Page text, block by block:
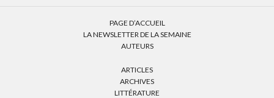
PAGE D’ACCUEIL
LA NEWSLETTER DE LA SEMAINE
AUTEURS
ARTICLES
ARCHIVES
LITTÉRATURE